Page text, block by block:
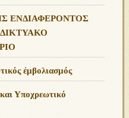
ΕΝΔΙΑΦΕΡΟΝΤΟΣ
ἐμβολιασμός
Υποχρεωτικό